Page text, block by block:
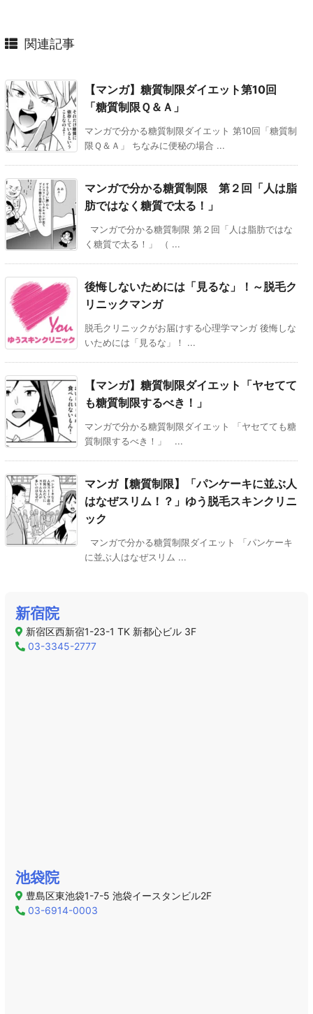
関連記事
【マンガ】糖質制限ダイエット第10回
「糖質制限Ｑ＆Ａ」
マンガで分かる糖質制限ダイエット 第10回「糖質制
限Ｑ＆Ａ」 ちなみに便秘の場合 ...
マンガで分かる糖質制限 第２回「人は脂
肪ではなく糖質で太る！」
マンガで分かる糖質制限 第２回「人は脂肪ではな
く糖質で太る！」 （ ...
後悔しないためには「見るな」！～脱毛ク
リニックマンガ
脱毛クリニックがお届けする心理学マンガ 後悔しな
いためには「見るな」！ ...
【マンガ】糖質制限ダイエット「ヤセてて
も糖質制限するべき！」
マンガで分かる糖質制限ダイエット 「ヤセてても糖
質制限するべき！」 ...
マンガ【糖質制限】「パンケーキに並ぶ人
はなぜスリム！？」ゆう脱毛スキンクリニ
ック
マンガで分かる糖質制限ダイエット 「パンケーキ
に並ぶ人はなぜスリム ...
新宿院
新宿区西新宿1-23-1 TK 新都心ビル 3F
03-3345-2777
池袋院
豊島区東池袋1-7-5 池袋イースタンビル2F
03-6914-0003